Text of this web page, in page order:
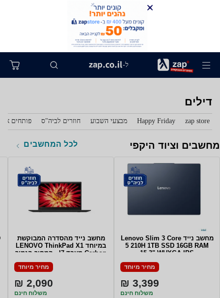
ל-
דילים
zap store
Happy Friday מבצעי השבוע חוזרים לביה"ס פותחים את
מחשבים וציוד היקפי לכל המחשבים
מחשב נייד Lenovo Slim 3 Core
5 210H 1TB SSD 16GB RAM
15.3" WUXGA IPS
TOUCHSCREEN Win11 Backlit
Keyboard COSMIC BLUE 3Y
מחיר מיוחד
3,399 ₪
משלוח חינם
מחשב נייד מהסדרה המבוקשת
במיוחד LENOVO ThinkPad X1
Carbon מעבד I7 - המחיר הנמוך
בשוק Lenovo Carbon X1 6th
Gen i7-8550U/16GB ddr4 (no
touch/WIN11Pro
מחיר מיוחד
2,090 ₪
משלוח חינם